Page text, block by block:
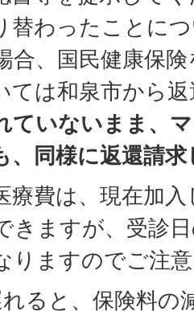
替わったことに
合、国民健康保
ては和泉市から
ていないまま、
、同様に返還請
療費は、現在加
きますが、受診
りますのでご注
ると、保険料の